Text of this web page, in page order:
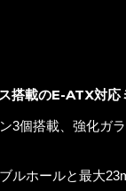
搭載のE-ATX対応
3個搭載、強化ガ
ルホールと最大